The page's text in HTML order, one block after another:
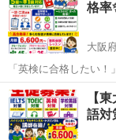
格率
大阪
「英検に合格したい
から勉強したらいいか
ください！ 🏆 高合格
す！ 📚 対応...
大阪 大阪市
【
語対